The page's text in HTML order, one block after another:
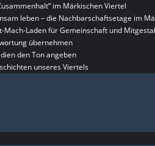
im Märkischen Viertel
leben – die Nachbarschaftsetage im
Mach-Laden für Gemeinschaft und
übernehmen
den Ton angeben
unseres Viertels